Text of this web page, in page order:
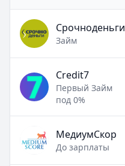
Срочноденьги
Займ
Credit7
Первый Займ
под 0%
МедиумСкор
До зарплаты